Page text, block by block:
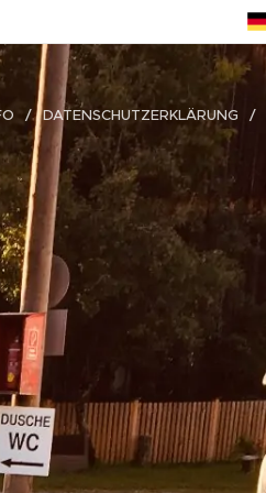
DATENSCHUTZERKLÄRUNG